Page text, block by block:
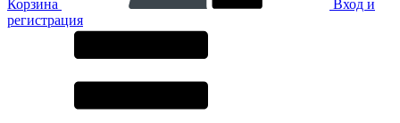
Корзина
Вход и
регистрация